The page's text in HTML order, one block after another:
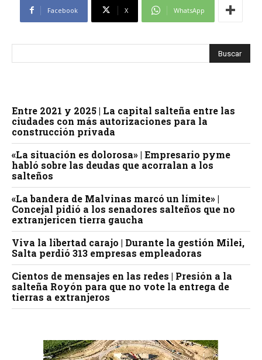
Facebook X WhatsApp
Entre 2021 y 2025 | La capital salteña entre las
ciudades con más autorizaciones para la
construcción privada
«La situación es dolorosa» | Empresario pyme
habló sobre las deudas que acorralan a los
salteños
«La bandera de Malvinas marcó un límite» |
Concejal pidió a los senadores salteños que no
extranjericen tierra gaucha
Viva la libertad carajo | Durante la gestión Milei,
Salta perdió 313 empresas empleadoras
Cientos de mensajes en las redes | Presión a la
salteña Royón para que no vote la entrega de
tierras a extranjeros